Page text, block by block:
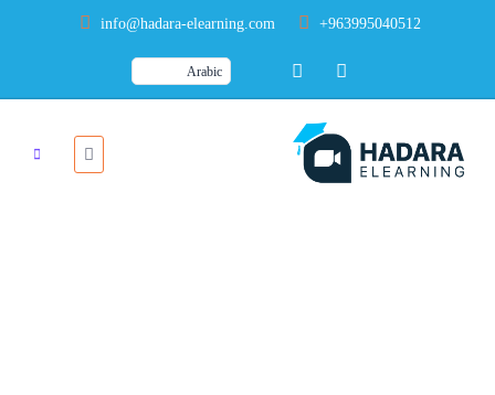
+963995040512
info@hadara-elearning.com